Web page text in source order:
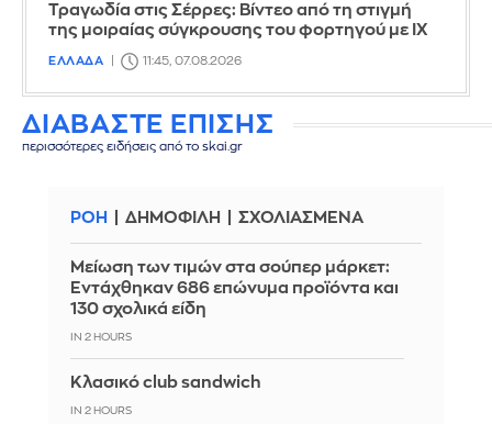
Τραγωδία στις Σέρρες: Βίντεο από τη στιγμή
της μοιραίας σύγκρουσης του φορτηγού με ΙΧ
ΕΛΛΑΔΑ 11:45, 07.08.2026
ΔΙΑΒΑΣΤΕ ΕΠΙΣΗΣ
περισσότερες ειδήσεις από το skai.gr
ΡΟΗ ΔΗΜΟΦΙΛΗ ΣΧΟΛΙΑΣΜΕΝΑ
Μείωση των τιμών στα σούπερ μάρκετ:
Εντάχθηκαν 686 επώνυμα προϊόντα και
130 σχολικά είδη
IN 2 HOURS
Κλασικό club sandwich
IN 2 HOURS